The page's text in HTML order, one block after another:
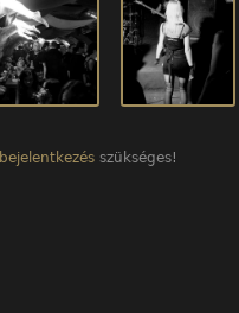
bejelentkezésszükséges!